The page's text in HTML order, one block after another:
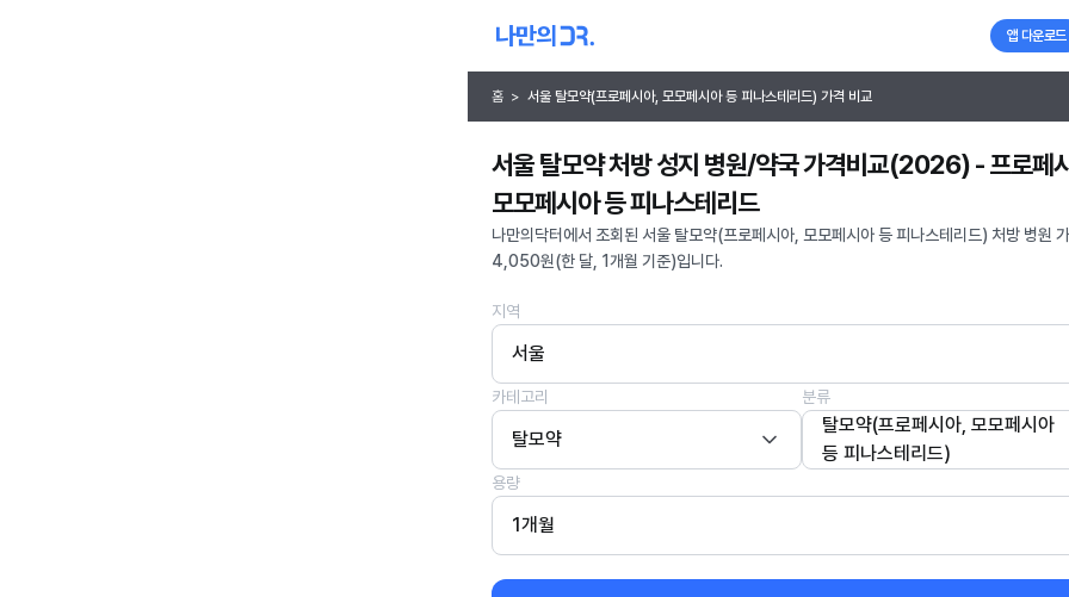
앱 다운로드
홈 > 서울 탈모약(프로페시아, 모모페시아 등 피나스테리드) 가격 비교
서울 탈모약 처방 성지 병원/약국 가격비교(2026) - 프로페
모모페시아 등 피나스테리드
나만의닥터에서 조회된 서울 탈모약(프로페시아, 모모페시아 등 피나스테리드) 처방 병원
4,050원(한 달, 1개월 기준)입니다.
지역
서울
카테고리
탈모약
분류
탈모약(프로페시아, 모모페시아
등 피나스테리드)
용량
1개월